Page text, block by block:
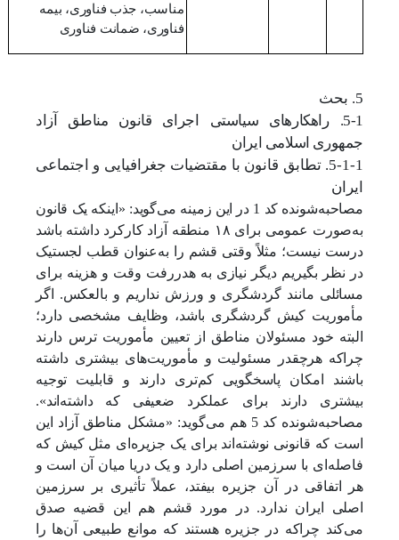
مناسب، جذب فناوری، بیمه
فناوری، ضمانت فناوری
5. بحث
5-1. راهکارهای سیاستی اجرای قانون مناطق آزاد
جمهوری اسلامی ایران
5-1-1. تطابق قانون با مقتضیات جغرافیایی و اجتماعی
ایران
مصاحبه‌شونده کد 1 در این زمینه می‌گوید: «اینکه یک قانون
به‌صورت عمومی برای ۱۸ منطقه آزاد کارکرد داشته باشد
درست نیست؛ مثلاً وقتی قشم را به‌عنوان قطب لجستیک
در نظر بگیریم دیگر نیازی به هدررفت وقت و هزینه برای
مسائلی مانند گردشگری و ورزش نداریم و بالعکس. اگر
مأموریت کیش گردشگری باشد، وظایف مشخصی دارد؛
البته خود مسئولان مناطق از تعیین مأموریت ترس دارند
چراکه هرچقدر مسئولیت و مأموریت‌های بیشتری داشته
باشند امکان پاسخگویی کمتری دارند و قابلیت توجیه
بیشتری دارند برای عملکرد ضعیفی که داشته‌اند».
مصاحبه‌شونده کد 5 هم می‌گوید: «مشکل مناطق آزاد این
است که قانونی نوشته‌اند برای یک جزیره‌ای مثل کیش که
فاصله‌ای با سرزمین اصلی دارد و یک دریا میان آن است و
هر اتفاقی در آن جزیره بیفتد، عملاً تأثیری بر سرزمین
اصلی ایران ندارد. در مورد قشم هم این قضیه صدق
می‌کند چراکه در جزیره هستند که موانع طبیعی آن‌ها را